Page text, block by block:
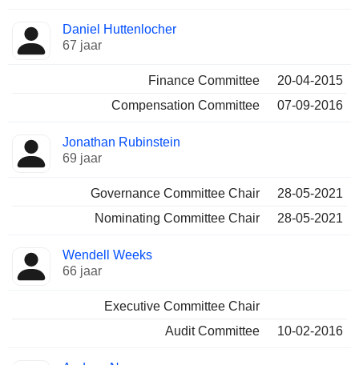
Daniel Huttenlocher
67 jaar
Finance Committee
20-04-2015
Compensation Committee
07-09-2016
Jonathan Rubinstein
69 jaar
Governance Committee Chair
28-05-2021
Nominating Committee Chair
28-05-2021
Wendell Weeks
66 jaar
Executive Committee Chair
Audit Committee
10-02-2016